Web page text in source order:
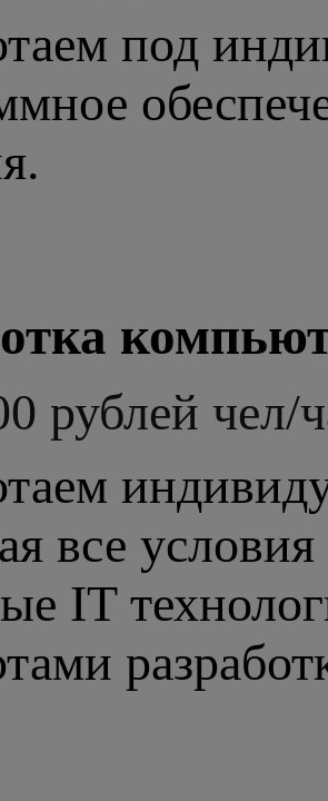
под
рублей чел/
все
IT